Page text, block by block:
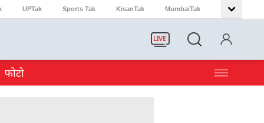
UPTak Sports Tak KisanTak MumbaiTak
LIVE
फोटो